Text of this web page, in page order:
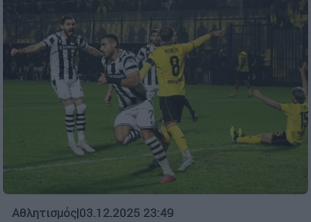
Αθλητισμός|03.12.2025 23:49